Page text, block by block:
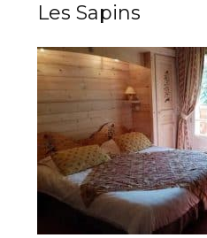
Les Sapins